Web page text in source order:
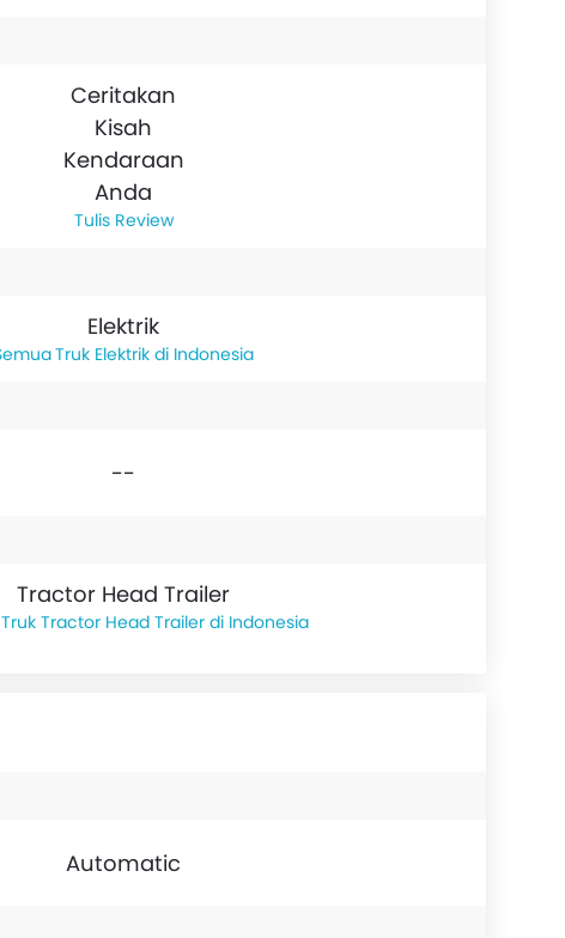
Ceritakan
Kisah
Kendaraan
Anda
Tulis Review
Elektrik
Truk Elektrik di Indonesia
--
Tractor Head Trailer
Truk Tractor Head Trailer di Indonesia
Automatic